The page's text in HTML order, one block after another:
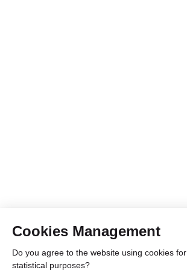
Cookies Management
Do you agree to the website using cookies for
statistical purposes?